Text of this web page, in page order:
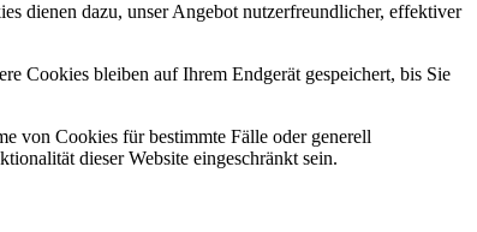
dienen dazu, unser Angebot nutzerfreundlicher, effektiver
Cookies bleiben auf Ihrem Endgerät gespeichert, bis Sie
von Cookies für bestimmte Fälle oder generell
dieser Website eingeschränkt sein.